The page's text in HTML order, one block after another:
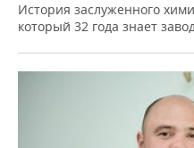
История заслуженного
который 32 года знает